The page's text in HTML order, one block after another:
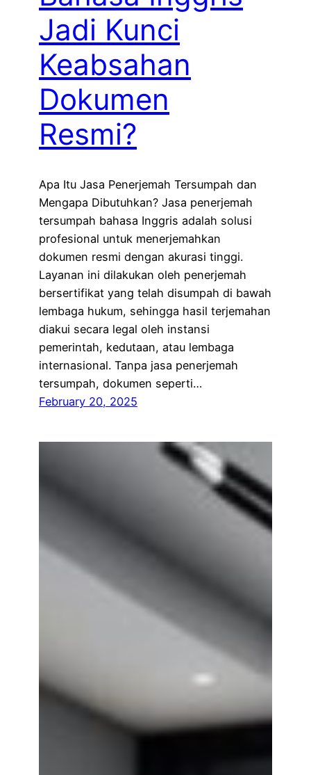
Jadi Kunci
Keabsahan
Dokumen
Resmi?
Apa Itu Jasa Penerjemah Tersumpah dan
Mengapa Dibutuhkan? Jasa penerjemah
tersumpah bahasa Inggris adalah solusi
profesional untuk menerjemahkan
dokumen resmi dengan akurasi tinggi.
Layanan ini dilakukan oleh penerjemah
bersertifikat yang telah disumpah di bawah
lembaga hukum, sehingga hasil terjemahan
diakui secara legal oleh instansi
pemerintah, kedutaan, atau lembaga
internasional. Tanpa jasa penerjemah
tersumpah, dokumen seperti…
February 20, 2025